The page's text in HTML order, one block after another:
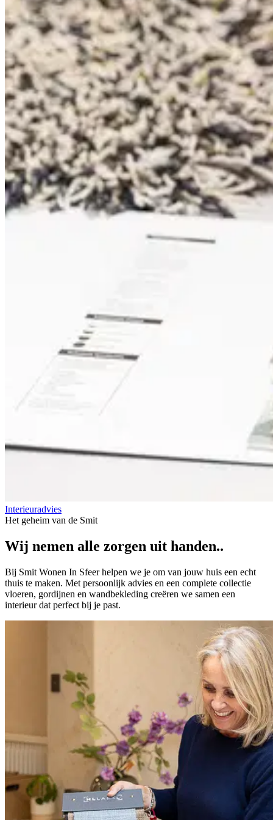
Interieuradvies
Het geheim van de Smit
Wij nemen alle zorgen uit handen..
Bij Smit Wonen In Sfeer helpen we je om van jouw huis een echt
thuis te maken. Met persoonlijk advies en een complete collectie
vloeren, gordijnen en wandbekleding creëren we samen een
interieur dat perfect bij je past.